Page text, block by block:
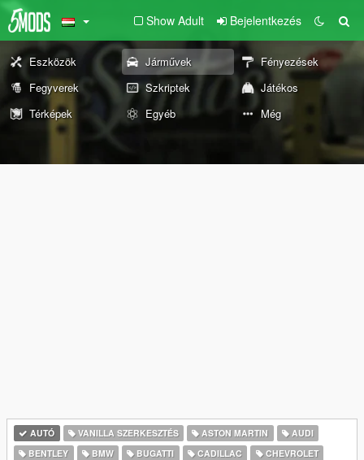
Show Adult Bejelentkezés
Eszközök Járművek
Fényezések
Fegyverek
Szkriptek
Játékos
Térképek
Egyéb Még
AUTÓ VANILLA SZERKESZTÉS ASTON MARTIN
AUDI
BENTLEY
BMW BUGATTI CADILLAC
CHEVROLET